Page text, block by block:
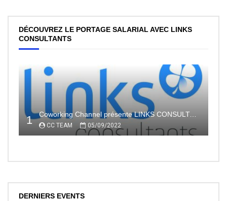
DÉCOUVREZ LE PORTAGE SALARIAL AVEC LINKS
CONSULTANTS
1 Coworking Channel présente LINKS CONSULTANTS, l’indépendance en toute sécurité avec le portage salarial
CC TEAM 05/09/2022
DERNIERS EVENTS